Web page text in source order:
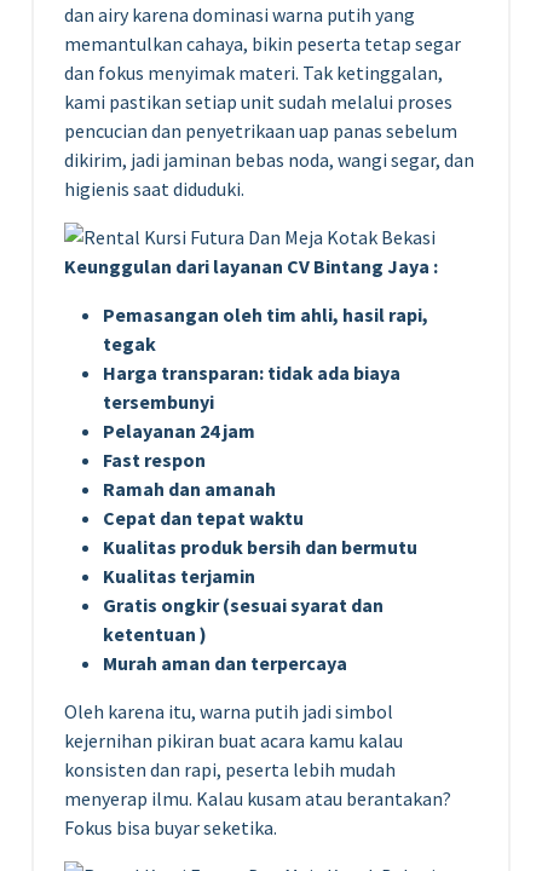
dan airy karena dominasi warna putih yang
memantulkan cahaya, bikin peserta tetap segar
dan fokus menyimak materi. Tak ketinggalan,
kami pastikan setiap unit sudah melalui proses
pencucian dan penyetrikaan uap panas sebelum
dikirim, jadi jaminan bebas noda, wangi segar, dan
higienis saat diduduki.
Keunggulan dari layanan CV Bintang Jaya :
Pemasangan oleh tim ahli, hasil rapi,
tegak
Harga transparan: tidak ada biaya
tersembunyi
Pelayanan 24 jam
Fast respon
Ramah dan amanah
Cepat dan tepat waktu
Kualitas produk bersih dan bermutu
Kualitas terjamin
Gratis ongkir (sesuai syarat dan
ketentuan )
Murah aman dan terpercaya
Oleh karena itu, warna putih jadi simbol
kejernihan pikiran buat acara kamu kalau
konsisten dan rapi, peserta lebih mudah
menyerap ilmu. Kalau kusam atau berantakan?
Fokus bisa buyar seketika.